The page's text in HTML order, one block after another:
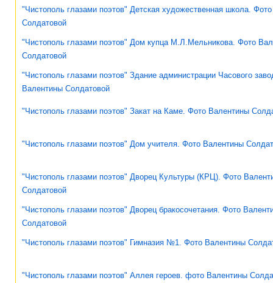
"Чистополь глазами поэтов" Детская художественная школа.
Солдатовой
"Чистополь глазами поэтов" Дом купца М.Л.Мельникова. Фото
Солдатовой
"Чистополь глазами поэтов" Здание администрации Часового
Валентины Солдатовой
"Чистополь глазами поэтов" Закат на Каме. Фото Валентины
"Чистополь глазами поэтов" Дом учителя. Фото Валентины
"Чистополь глазами поэтов" Дворец Культуры (КРЦ). Фото
Солдатовой
"Чистополь глазами поэтов" Дворец бракосочетания. Фото
Солдатовой
"Чистополь глазами поэтов" Гимназия №1. Фото Валентины
"Чистополь глазами поэтов" Аллея героев. фото Валентины